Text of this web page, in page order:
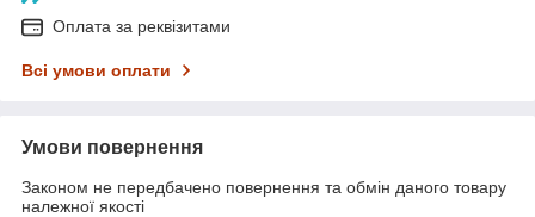
Оплата за реквізитами
Всі умови оплати
Умови повернення
Законом не передбачено повернення та обмін даного товару
належної якості